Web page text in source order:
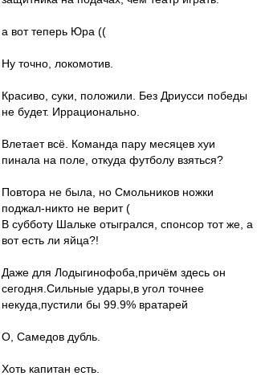
а вот теперь Юра ((
Ну точно, локомотив.
Красиво, суки, положили. Без Дриусси победы
не будет. Иррационально.
Влетает всё. Команда пару месяцев хуи
пинала на поле, откуда футболу взяться?
Повтора не была, но Смольников ножки
поджал-никто не верит (
В субботу Шальке отыгрался, спонсор тот же, а
вот есть ли яйца?!
Даже для Лодыгинофоба,причём здесь он
сегодня.Сильные удары,в угол точнее
некуда,пустили бы 99.9% вратарей
О, Самедов дубль.
Хоть капитан есть.